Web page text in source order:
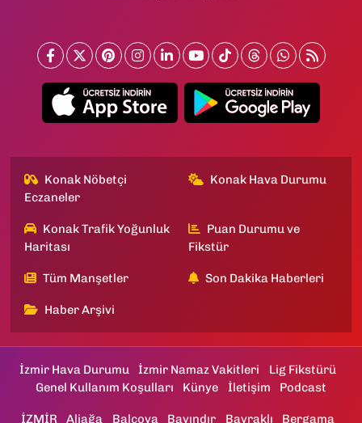
Konak Nöbetçi
Eczaneler
Konak Hava Durumu
Konak Trafik Yoğunluk
Haritası
Puan Durumu ve
Fikstür
Tüm Manşetler Son Dakika Haberleri
Haber Arşivi
İzmir Hava Durumu İzmir Namaz Vakitleri
Lig Fikstürü
Genel Kullanım Koşulları
Künye İletişim Podcast
İZMİR Aliağa Balçova Bayındır Bayraklı Bergama